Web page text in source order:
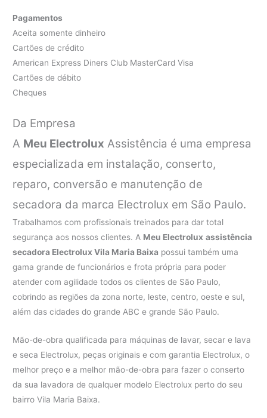
Pagamentos
Aceita somente dinheiro
Cartões de crédito
American Express Diners Club MasterCard Visa
Cartões de débito
Cheques
Da Empresa
A Meu Electrolux Assistência é uma empresa
especializada em instalação, conserto,
reparo, conversão e manutenção de
secadora da marca Electrolux em São Paulo.
Trabalhamos com profissionais treinados para dar total
segurança aos nossos clientes. A Meu Electrolux assistência
secadora Electrolux Vila Maria Baixa possui também uma
gama grande de funcionários e frota própria para poder
atender com agilidade todos os clientes de São Paulo,
cobrindo as regiões da zona norte, leste, centro, oeste e sul,
além das cidades do grande ABC e grande São Paulo.
Mão-de-obra qualificada para máquinas de lavar, secar e lava
e seca Electrolux, peças originais e com garantia Electrolux, o
melhor preço e a melhor mão-de-obra para fazer o conserto
da sua lavadora de qualquer modelo Electrolux perto do seu
bairro Vila Maria Baixa.